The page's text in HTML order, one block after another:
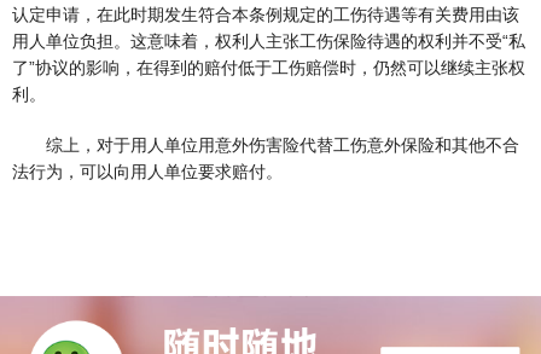
认定申请，在此时期发生符合本条例规定的工伤待遇等有关费用由该
用人单位负担。这意味着，权利人主张工伤保险待遇的权利并不受“私
了”协议的影响，在得到的赔付低于工伤赔偿时，仍然可以继续主张权
利。
综上，对于用人单位用意外伤害险代替工伤意外保险和其他不合
法行为，可以向用人单位要求赔付。